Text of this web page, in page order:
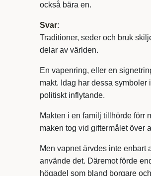
också bära en.
Svar:
Traditioner, seder och bruk
delar av världen.
En vapenring, eller en
makt. Idag har dessa
politiskt inflytande.
Makten i en familj tillhörde förr
maken tog vid giftermålet över
Men vapnet ärvdes inte enbart
använde det. Däremot förde
högadel som bland borgare